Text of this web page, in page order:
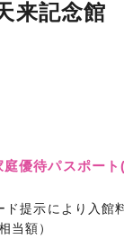
来記念館
優待パスポート
ド提示により入館
当額）